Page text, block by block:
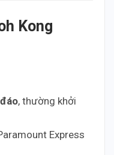
Kong
, thường khởi
Express